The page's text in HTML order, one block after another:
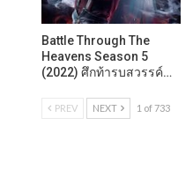
Battle Through The
Heavens Season 5
(2022) ศึกท้ารบสวรรค์…
PREV NEXT 1 of 733